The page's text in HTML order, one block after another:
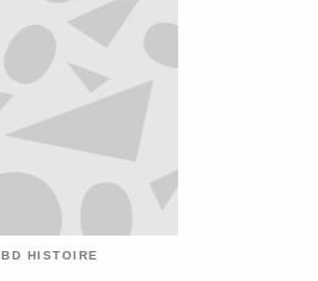
BD HISTOIRE